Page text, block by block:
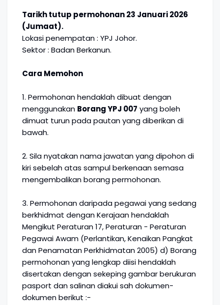
Tarikh tutup permohonan 23 Januari 2026
(Jumaat).
Lokasi penempatan : YPJ Johor.
Sektor : Badan Berkanun.
Cara Memohon
1. Permohonan hendaklah dibuat dengan
menggunakan Borang YPJ 007 yang boleh
dimuat turun pada pautan yang diberikan di
bawah.
2. Sila nyatakan nama jawatan yang dipohon di
kiri sebelah atas sampul berkenaan semasa
mengembalikan borang permohonan.
3. Permohonan daripada pegawai yang sedang
berkhidmat dengan Kerajaan hendaklah
Mengikut Peraturan 17, Peraturan - Peraturan
Pegawai Awam (Perlantikan, Kenaikan Pangkat
dan Penamatan Perkhidmatan 2005) d) Borang
permohonan yang lengkap diisi hendaklah
disertakan dengan sekeping gambar berukuran
pasport dan salinan diakui sah dokumen-
dokumen berikut :-